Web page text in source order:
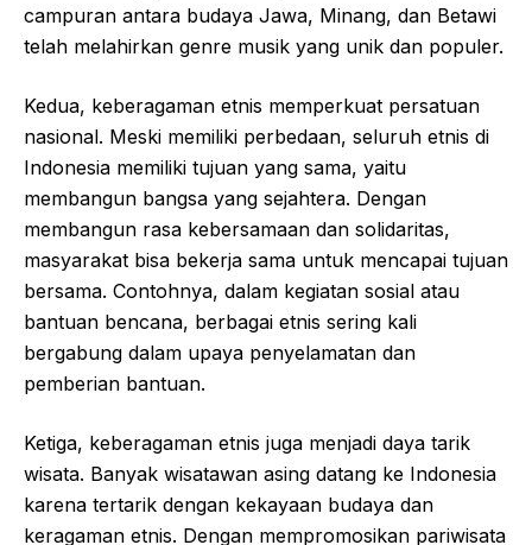
campuran antara budaya Jawa, Minang, dan Betawi
telah melahirkan genre musik yang unik dan populer.
Kedua, keberagaman etnis memperkuat persatuan
nasional. Meski memiliki perbedaan, seluruh etnis di
Indonesia memiliki tujuan yang sama, yaitu
membangun bangsa yang sejahtera. Dengan
membangun rasa kebersamaan dan solidaritas,
masyarakat bisa bekerja sama untuk mencapai tujuan
bersama. Contohnya, dalam kegiatan sosial atau
bantuan bencana, berbagai etnis sering kali
bergabung dalam upaya penyelamatan dan
pemberian bantuan.
Ketiga, keberagaman etnis juga menjadi daya tarik
wisata. Banyak wisatawan asing datang ke Indonesia
karena tertarik dengan kekayaan budaya dan
keragaman etnis. Dengan mempromosikan pariwisata